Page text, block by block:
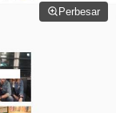
Perbesar